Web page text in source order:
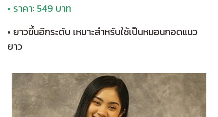
• ราคา: 549 บาท
• ยาวขึ้นอีกระดับ เหมาะสำหรับใช้เป็นหมอนกอดแนว
ยาว